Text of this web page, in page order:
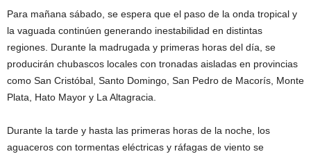
Para mañana sábado, se espera que el paso de la onda tropical y
la vaguada continúen generando inestabilidad en distintas
regiones. Durante la madrugada y primeras horas del día, se
producirán chubascos locales con tronadas aisladas en provincias
como San Cristóbal, Santo Domingo, San Pedro de Macorís, Monte
Plata, Hato Mayor y La Altagracia.
Durante la tarde y hasta las primeras horas de la noche, los
aguaceros con tormentas eléctricas y ráfagas de viento se